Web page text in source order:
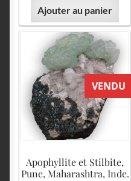
Ajouter au panier
VENDU
Apophyllite et Stilbite,
Pune, Maharashtra, Inde.